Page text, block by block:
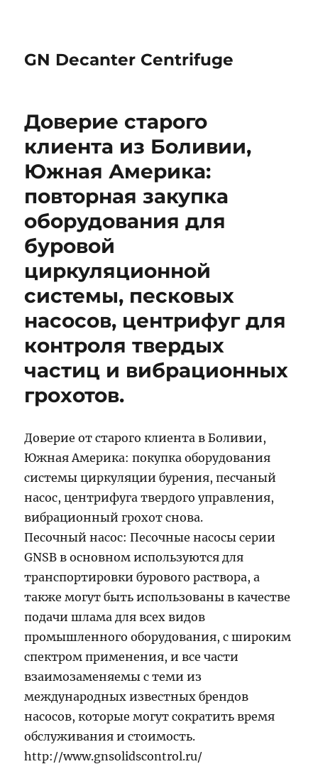
GN Decanter Centrifuge
Доверие старого
клиента из Боливии,
Южная Америка:
повторная закупка
оборудования для
буровой
циркуляционной
системы, песковых
насосов, центрифуг для
контроля твердых
частиц и вибрационных
грохотов.
Доверие от старого клиента в Боливии,
Южная Америка: покупка оборудования
системы циркуляции бурения, песчаный
насос, центрифуга твердого управления,
вибрационный грохот снова.
Песочный насос: Песочные насосы серии
GNSB в основном используются для
транспортировки бурового раствора, а
также могут быть использованы в качестве
подачи шлама для всех видов
промышленного оборудования, с широким
спектром применения, и все части
взаимозаменяемы с теми из
международных известных брендов
насосов, которые могут сократить время
обслуживания и стоимость.
http://www.gnsolidscontrol.ru/